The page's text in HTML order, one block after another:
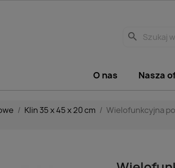
search
O nas Nasza
Klin 35 x 45 x 20 cm Wielofunkcyjna